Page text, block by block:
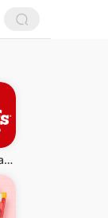
Arby's Fast Food Sandwiches